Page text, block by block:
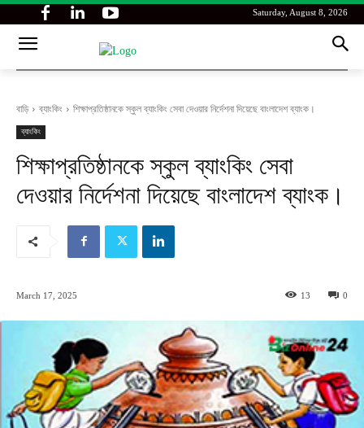
Saturday, August 8, 2026
বাড়ি ব্যাংকিং শিক্ষাপ্রতিষ্ঠানকে স্কুল ব্যাংকিং সেবা দেওয়ার নির্দেশনা দিয়েছে বাংলাদেশ ব্যাংক।
ব্যাংকিং
শিক্ষাপ্রতিষ্ঠানকে স্কুল ব্যাংকিং সেবা
দেওয়ার নির্দেশনা দিয়েছে বাংলাদেশ ব্যাংক।
March 17, 2025 0
13